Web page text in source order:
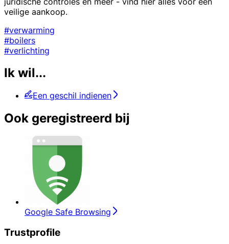
veilige aankoop.
#verwarming
#boilers
#verlichting
Ik wil...
Een geschil indienen
Ook geregistreerd bij
Google Safe Browsing
Trustprofile